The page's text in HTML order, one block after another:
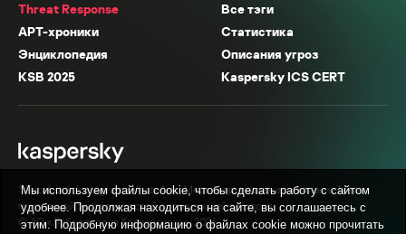
Threat Response
Все тэги
APT-хроники
Статистика
Энциклопедия
Описания угроз
KSB 2025
Kaspersky ICS CERT
* Facebook, Instagram, WhatsApp, Meta AI принадлежат компании Meta,
признанной экстремистской организацией в России.
© АО «Лаборатория Касперского», 2026.
Мы используем файлы cookie, чтобы сделать работу с сайтом
удобнее. Продолжая находиться на сайте, вы соглашаетесь с
этим. Подробную информацию о файлах cookie можно прочитать